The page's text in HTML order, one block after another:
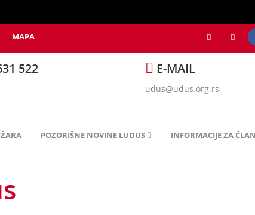
| MAPA
522 E-MAIL
udus@udus.org.rs
POZORIŠNE NOVINE LUDUS INFORMACIJE ZA